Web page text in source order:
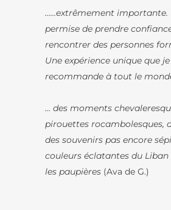
……extrêmement importante.
permise de prendre
rencontrer des personnes
Une expérience unique que je
recommande à tout le
… des moments
pirouettes rocambolesques,
des souvenirs pas encore
couleurs éclatantes du Liban
les paupières (Ava de G.)